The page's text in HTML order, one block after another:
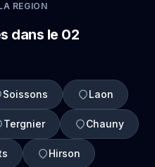
REGION
dans le 02
Soissons Laon
Tergnier Chauny
Hirson